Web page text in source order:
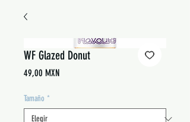
WF Glazed Donut
49,00 MXNPrecio
Tamaño *